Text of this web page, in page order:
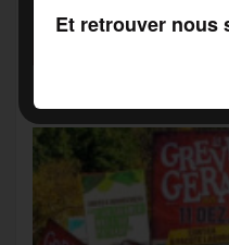
Grève du travail
inédite » avec les
Et retrouver nous